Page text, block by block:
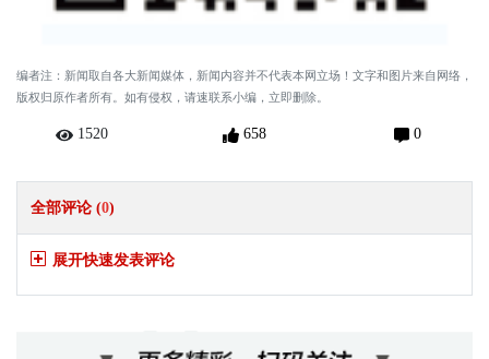
编者注：新闻取自各大新闻媒体，新闻内容并不代表本网立场！文字和图片来自网络，
版权归原作者所有。如有侵权，请速联系小编，立即删除。
1520 658 0
全部评论 (0)
展开快速发表评论